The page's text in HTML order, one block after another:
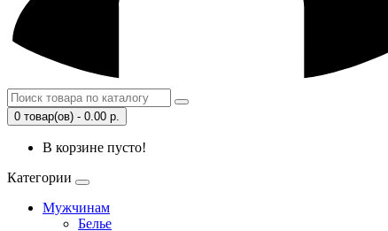
0 товар(ов) - 0.00 р.
В корзине пусто!
Категории
Мужчинам
Белье